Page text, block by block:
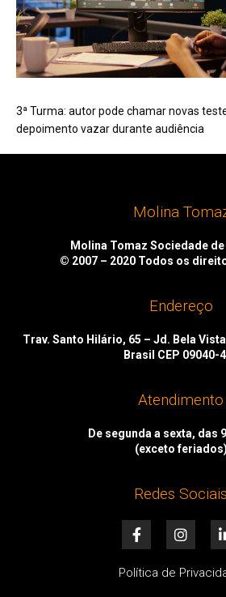
3ª Turma: autor pode chamar novas
depoimento vazar durante audiência
Molina
Molina Tomaz Sociedade
© 2007 – 2020 Todos os
Endereço
Trav. Santo Hilário, 65 – Jd. Bela
Brasil CEP 09040-
Atendimento
De segunda a sexta, das
(exceto feriados)
Redes Sociais
F
a
e
I
n
t
i
Política de